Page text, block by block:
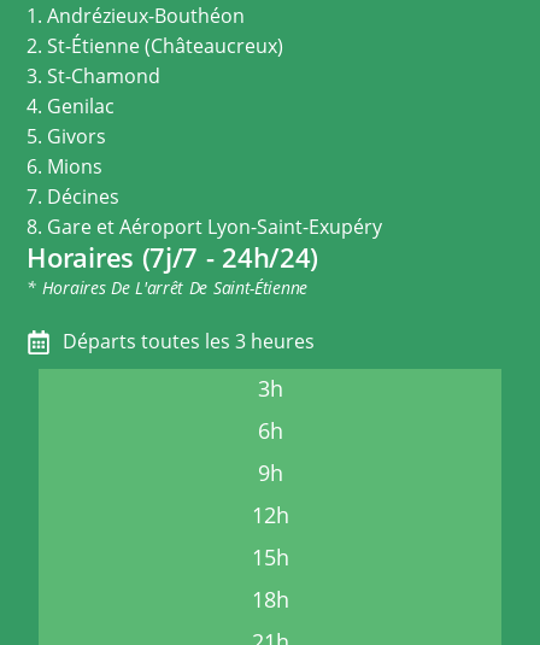
1. Andrézieux-Bouthéon
2. St-Étienne (Châteaucreux)
3. St-Chamond
4. Genilac
5. Givors
6. Mions
7. Décines
8. Gare et Aéroport Lyon-Saint-Exupéry
Horaires (7j/7 - 24h/24)
* Horaires De L'arrêt De Saint-Étienne
Départs toutes les 3 heures
3h
6h
9h
12h
15h
18h